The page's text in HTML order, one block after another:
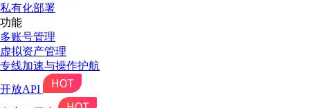
私有化部署
功能
多账号管理
虚拟资产管理
专线加速与操作护航
开放API